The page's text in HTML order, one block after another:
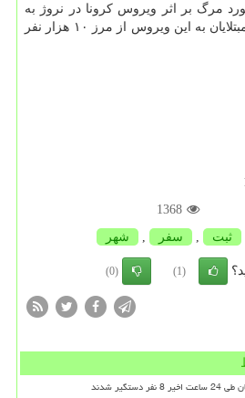
رسیده است و شمار مبتلایان به این ویروس از مرز ۱۰ هزار نفر
1368
ثبت , سفر , شهر
(1)
(0)